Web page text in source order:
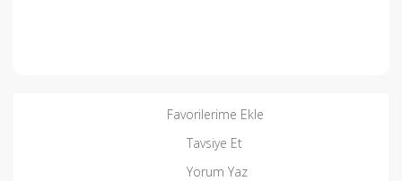
Favorilerime Ekle
Tavsiye Et
Yorum Yaz